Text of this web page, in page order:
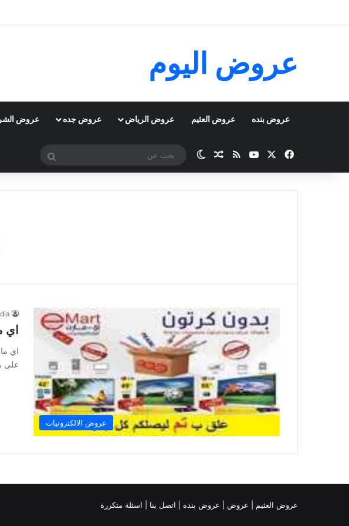
عروض اليوم
عروض بنده عروض العثيم عروض الرياض عروض جده عروض
فيسبوك ‫YouTubeملخص الموقع RSS
مقال عشوائي
الوضع المظلم
بحث
عروض الالكترونيات
اي
اي
على
عروض العثيم عروض عروض بنده | اتصل بنا | اسئلة متكررة